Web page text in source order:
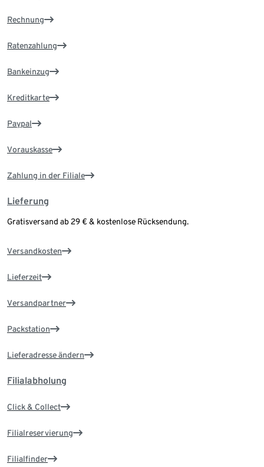
Rechnung
Ratenzahlung
Bankeinzug
Kreditkarte
Paypal
Vorauskasse
Zahlung in der Filiale
Lieferung
Gratisversand ab 29 € & kostenlose Rücksendung.
Versandkosten
Lieferzeit
Versandpartner
Packstation
Lieferadresse ändern
Filialabholung
Click & Collect
Filialreservierung
Filialfinder